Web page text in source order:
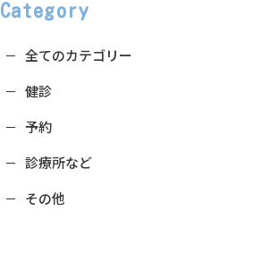
Category
全てのカテゴリー
健診
予約
診療所など
その他